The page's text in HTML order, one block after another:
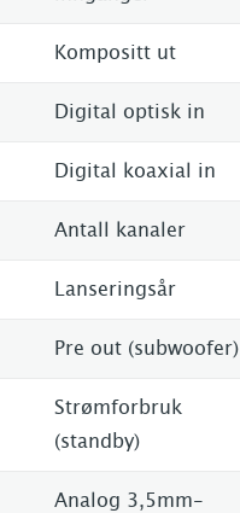
Kompositt ut
Digital optisk in
Digital koaxial in
Antall kanaler
Lanseringsår
Pre out (subwoofer)
Strømforbruk
(standby)
Analog 3,5mm-